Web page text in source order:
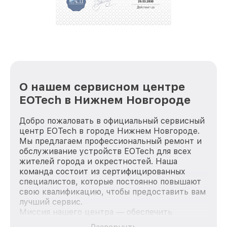
положительные отзывы и обрели отличную
стараемся каждый день делать наш сервис еще
О нашем сервисном центре
EOTech в Нижнем Новгороде
Добро пожаловать в официальный сервисный
центр EOTech в городе Нижнем Новгороде.
Мы предлагаем профессиональный ремонт и
обслуживание устройств EOTech для всех
жителей города и окрестностей. Наша
команда состоит из сертифицированных
специалистов, которые постоянно повышают
свою квалификацию, чтобы предоставить вам
лучший сервис.
Миссия нашего центра — обеспечить
качественный и доступный ремонт для